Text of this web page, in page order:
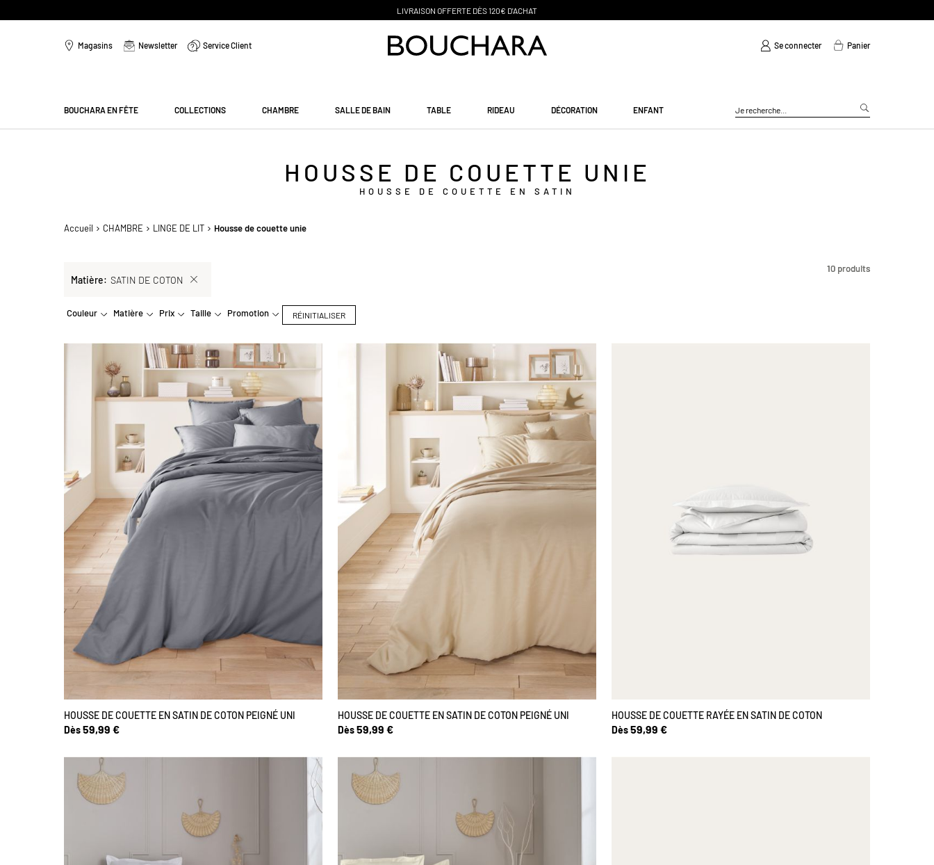
PAIEMENT EN 3 SANS FRAIS
Magasins Newsletter Service Client Se connecter Panier
BOUCHARA EN FÊTE COLLECTIONS CHAMBRE SALLE DE BAIN TABLE RIDEAU DÉCORATION ENFANT
HOUSSE DE COUETTE EN SATIN
HOUSSE DE COUETTE UNIE
Accueil CHAMBRE LINGE DE LIT Housse de couette unie
actuelle
Matière SATIN DE COTON
Couleur Matière Prix Taille Promotion RÉINITIALISER
10 produits
HOUSSE DE COUETTE EN SATIN DE COTON PEIGNÉ UNI
Dès59,99 €
HOUSSE DE COUETTE EN SATIN DE COTON PEIGNÉ UNI
Dès59,99 €
HOUSSE DE COUETTE RAYÉE EN SATIN DE COTON
Dès59,99 €
10 produits